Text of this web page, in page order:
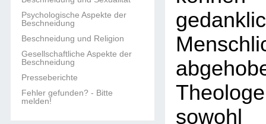
Psychologische Aspekte der
Beschneidung
Beschneidung und Religion
Gesellschaftliche Aspekte der
Beschneidung
Presseberichte
Fehler gefunden? - Bitte
melden!
sowohl